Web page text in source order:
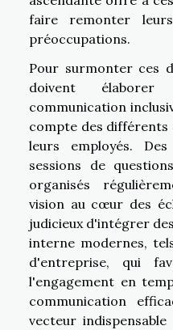
faire remonter
préoccupations.
Pour surmonter ces
doivent
communication
compte des différents
leurs employés.
sessions de
organisés
vision au cœur des
judicieux d'intégrer
interne modernes,
d'entreprise, qui
l'engagement en
communication
vecteur